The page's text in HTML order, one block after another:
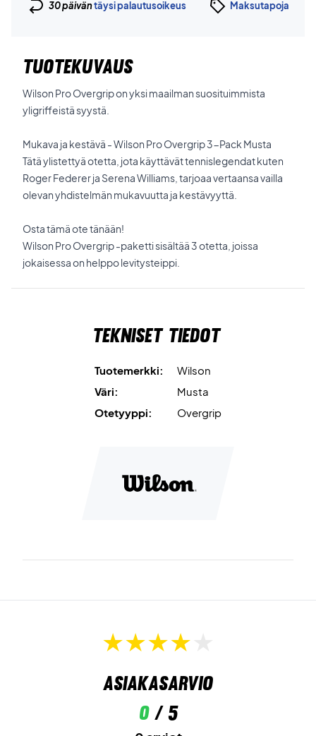
30 päiväntäysi palautusoikeus Maksutapoja
TUOTEKUVAUS
Wilson Pro Overgrip on yksi maailman suosituimmista
yligriffeistä syystä.
Mukava ja kestävä - Wilson Pro Overgrip 3-Pack Musta
Tätä ylistettyä otetta, jota käyttävät tennislegendat kuten
Roger Federer ja Serena Williams, tarjoaa vertaansa vailla
olevan yhdistelmän mukavuutta ja kestävyyttä.
Osta tämä ote tänään!
Wilson Pro Overgrip -paketti sisältää 3 otetta, joissa
jokaisessa on helppo levitysteippi.
Tekniset tiedot
Tuotemerkki:
Wilson
Väri:
Musta
Otetyyppi:
Overgrip
Asiakasarvio
0/ 5